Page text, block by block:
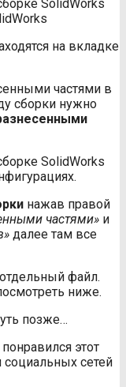
на вкладке
частями в
сборки нужно
нажав правой
частями» и
далее там все
файл.
ниже.
позже…
этот
социальных сетей